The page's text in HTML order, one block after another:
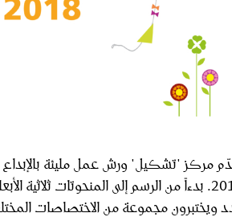
مركز "تشكيل" ورش عمل مليئة بالإبداع
2018. بدءاً من الرسم إلى المنحوتات
ويختبرون مجموعة من الاختصاصات